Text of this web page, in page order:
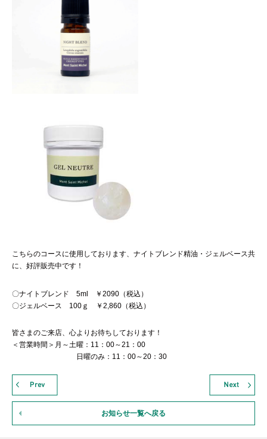
こちらのコースに使用しております、ナイトブレンド精油・ジェルベース共
に、好評販売中です！
〇ナイトブレンド 5ml ￥2090（税込）
〇ジェルベース 100ｇ ￥2,860（税込）
皆さまのご来店、心よりお待ちしております！
＜営業時間＞月～土曜：11：00～21：00
日曜のみ：11：00～20：30
お知らせ一覧へ戻る